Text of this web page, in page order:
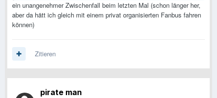
ein unangenehmer Zwischenfall beim letzten Mal (schon länger her,
aber da hätt ich gleich mit einem privat organisierten Fanbus fahren
können)
Zitieren
pirate man